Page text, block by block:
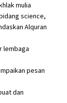
mulia
science,
Alquran
lembaga
pesan
dan